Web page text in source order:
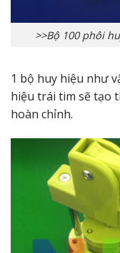
>>Bộ 100 phôi
1 bộ huy hiệu như
hiệu trái tim sẽ tạo
hoàn chỉnh.